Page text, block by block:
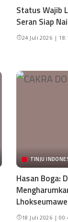
Status Wajib
Seran Siap
24 Juli 2026 |
TINJU
Hasan Boga:
Lhokseumawe
18 Juli 2026 |